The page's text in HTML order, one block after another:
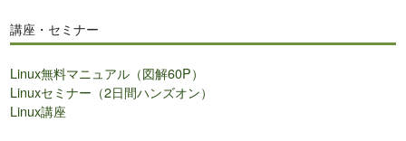
講座・セミナー
Linux無料マニュアル（図解60P）
Linuxセミナー（2日間ハンズオン）
Linux講座